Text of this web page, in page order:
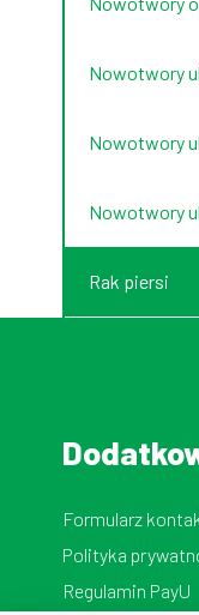
Nowotwory
Nowotwory
Nowotwory
Rak piersi
Formularz
Polityka
Regulamin PayU